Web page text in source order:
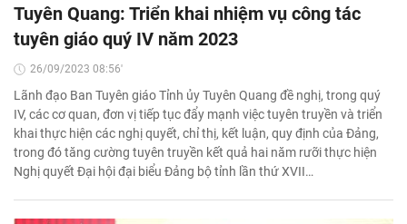
Tuyên Quang: Triển khai nhiệm vụ công tác
tuyên giáo quý IV năm 2023
26/09/2023 08:56'
Lãnh đạo Ban Tuyên giáo Tỉnh ủy Tuyên Quang đề nghị, trong quý
IV, các cơ quan, đơn vị tiếp tục đẩy mạnh việc tuyên truyền và triển
khai thực hiện các nghị quyết, chỉ thị, kết luận, quy định của Đảng,
trong đó tăng cường tuyên truyền kết quả hai năm rưỡi thực hiện
Nghị quyết Đại hội đại biểu Đảng bộ tỉnh lần thứ XVII…